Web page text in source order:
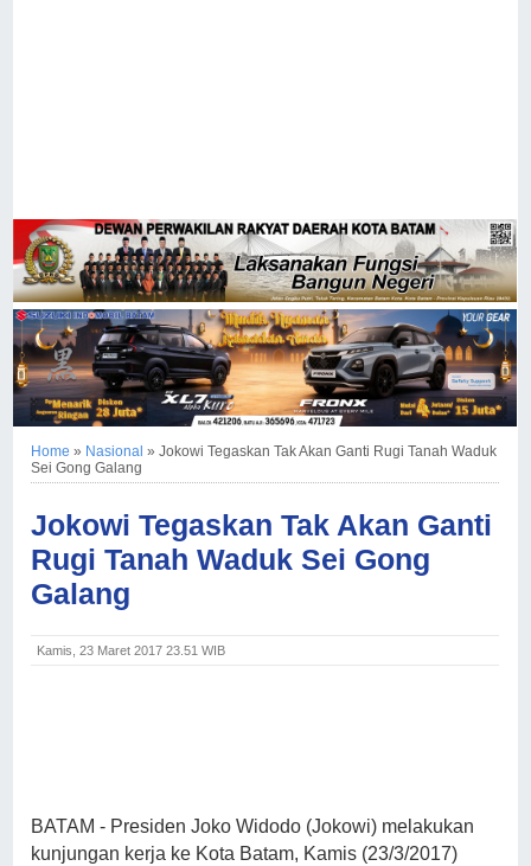
Home » Nasional »Jokowi Tegaskan Tak Akan Ganti Rugi Tanah Waduk
Sei Gong Galang
Jokowi Tegaskan Tak Akan Ganti
Rugi Tanah Waduk Sei Gong
Galang
Kamis, 23 Maret 2017 23.51 WIB
BATAM- Presiden Joko Widodo (Jokowi) melakukan
kunjungan kerja ke Kota Batam, Kamis (23/3/2017)